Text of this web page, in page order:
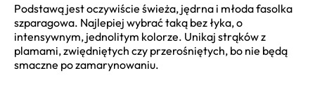
Podstawą jest oczywiście świeża, jędrna i młoda fasolka
szparagowa. Najlepiej wybrać taką bez łyka, o
intensywnym, jednolitym kolorze. Unikaj strąków z
plamami, zwiędniętych czy przerośniętych, bo nie będą
smaczne po zamarynowaniu.